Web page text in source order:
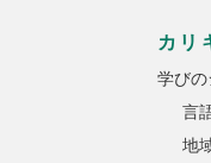
カリ
学びの
言
地